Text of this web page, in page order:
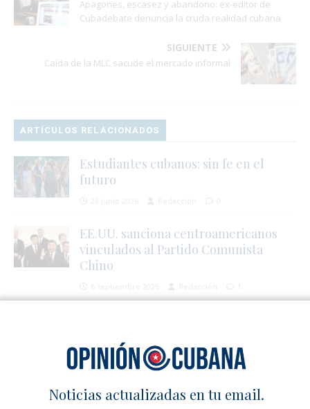
Apagones, escasez y abandono: ex-editor de
Cubadebate denuncia la cruda realidad cubana
SIGUIENTE
Caída de la MLC sacude el mercado informal
ARTÍCULOS RELACIONADOS
Estudiantes cubanos: sin fe en el
futuro
EE.UU. sanciona centroamericanos
vinculados al Partido Comunista
Chino
31 agosto 2025 Günther Maihold/DW
1 TRACKBACK / PINGBACK
Noticias actualizadas en tu email.